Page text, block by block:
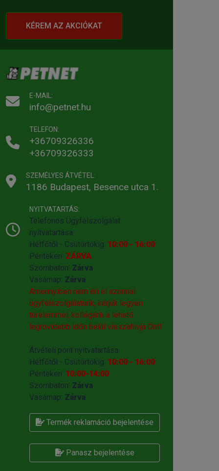
KÉREM AZ AKCIÓKAT
E-MAIL:
info@petnet.hu
TELEFON:
+36709326336
+36709326333
SZEMÉLYES ÁTVÉTEL:
1186 Budapest, Besence utca 1.
NYITVATARTÁS:
Telefonos Ügyfélszolgálat
nyitvatartása:
Hétfőtől - Csütörtökig: 10:00 - 16:00
Pénteken: ZÁRVA
Szombaton: Zárva
Vasárnap: Zárva
Amennyiben nem éri el azonnal
ügyfélszolgálatunk, kérjük legyen
türelemmel, kollégánk a lehető
legrövidebb időn belül visszahivja Önt!
Átvételi pont nyitvatartása:
Hétfőtől - Csütörtökig: 10:00 - 16:00
Pénteken: 10:00-14:00
Szombaton: Zárva
Vasárnap: Zárva
Termék reklamáció bejelentése
Panasz bejelentése